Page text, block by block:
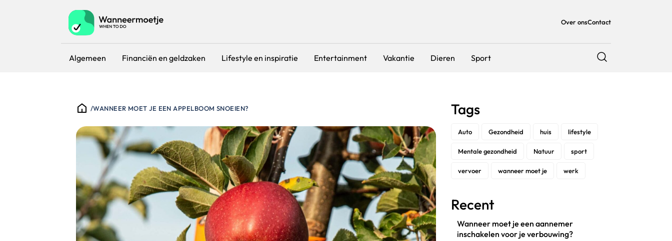
Over onsContact
Algemeen Financiën en geldzaken Lifestyle en inspiratie Entertainment Vakantie Dieren Sport
/WANNEER MOET JE EEN APPELBOOM SNOEIEN? Tags
Auto Gezondheid huis lifestyle
Mentale gezondheid Natuur sport
vervoer wanneer moet je werk
Recent
Wanneer moet je een aannemer
inschakelen voor je verbouwing?